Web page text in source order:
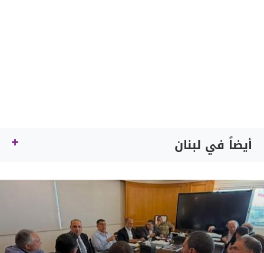
أيضاً في لبنان